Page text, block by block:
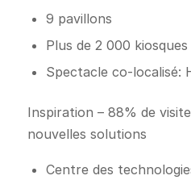
9 pavillons
Plus de 2 000 kiosques
Spectacle co-localisé:
Inspiration – 88% de
nouvelles solutions
Centre des